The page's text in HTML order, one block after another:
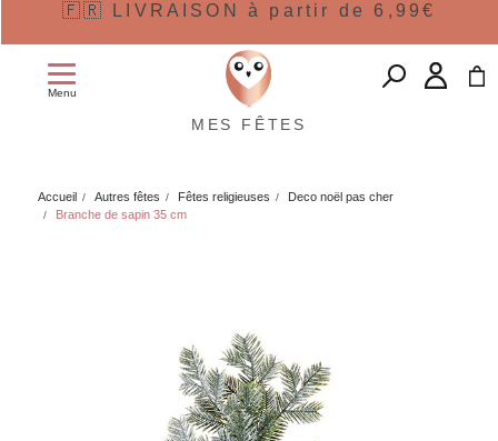
🇫🇷 LIVRAISON à partir de 6,99€
Menu
MES FÊTES
Accueil Autres fêtes Fêtes religieuses
Deco noël pas cher
Branche de sapin 35 cm